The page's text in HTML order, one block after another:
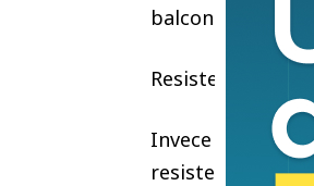
balcone.
Resistenza
Invece di
resistenza,